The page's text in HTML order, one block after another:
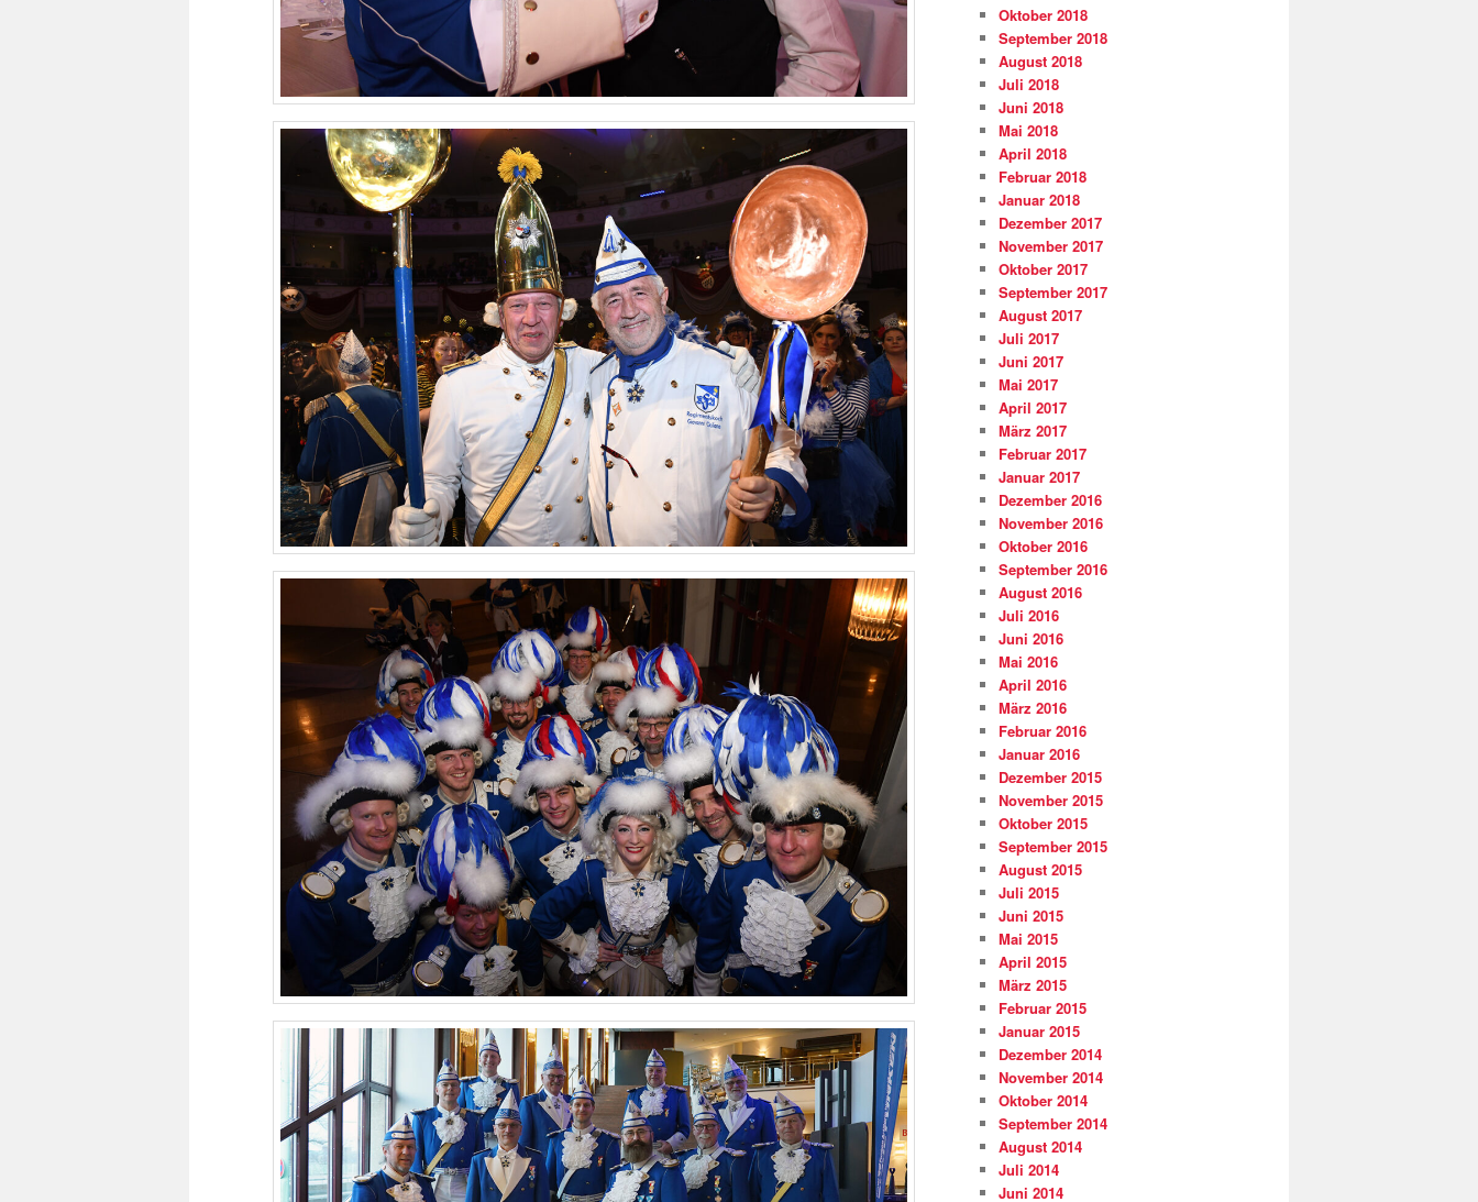
Oktober 2018
September 2018
August 2018
Juli 2018
Juni 2018
Mai 2018
April 2018
Februar 2018
Januar 2018
Dezember 2017
November 2017
Oktober 2017
September 2017
August 2017
Juli 2017
Juni 2017
Mai 2017
April 2017
März 2017
Februar 2017
Januar 2017
Dezember 2016
November 2016
Oktober 2016
September 2016
August 2016
Juli 2016
Juni 2016
Mai 2016
April 2016
März 2016
Februar 2016
Januar 2016
Dezember 2015
November 2015
Oktober 2015
September 2015
August 2015
Juli 2015
Juni 2015
Mai 2015
April 2015
März 2015
Februar 2015
Januar 2015
Dezember 2014
November 2014
Oktober 2014
September 2014
August 2014
Juli 2014
Juni 2014